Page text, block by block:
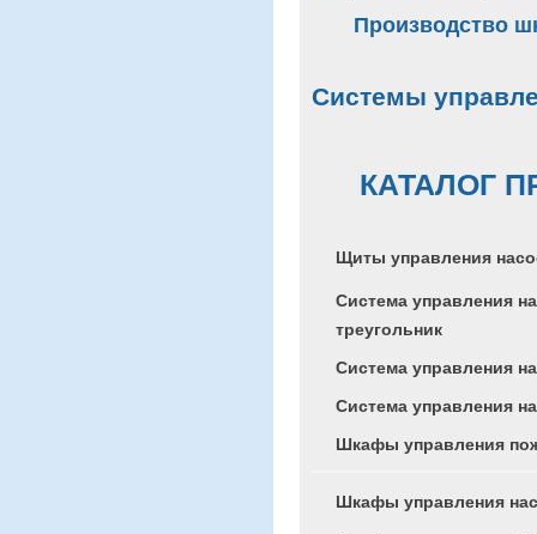
Производство
Системы
КАТАЛОГ
Щиты управления
Система управления
треугольник
Система управления
Система управления
Шкафы управления
Шкафы управления